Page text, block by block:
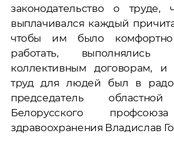
законодательство о труде,
выплачивался каждый
чтобы им было
работать, выполнялись
коллективным договорам,
труд для людей был в
председатель
Белорусского
здравоохранения Владислав